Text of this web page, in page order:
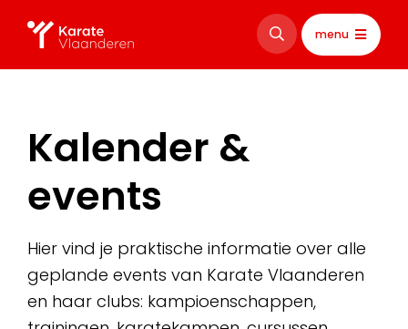
menu
Kalender &
events
Hier vind je praktische informatie over alle
geplande events van Karate Vlaanderen
en haar clubs: kampioenschappen,